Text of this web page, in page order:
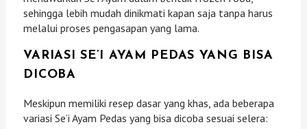
sehingga lebih mudah dinikmati kapan saja tanpa harus
melalui proses pengasapan yang lama.
VARIASI SE’I AYAM PEDAS YANG BISA
DICOBA
Meskipun memiliki resep dasar yang khas, ada beberapa
variasi Se’i Ayam Pedas yang bisa dicoba sesuai selera: